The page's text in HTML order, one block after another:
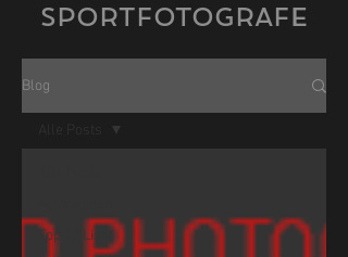
SPORTfotografie
Blog
Top 10 Liste